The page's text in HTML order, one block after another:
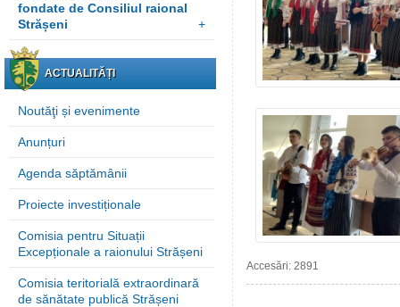
fondate de Consiliul raional
Strășeni
+
ACTUALITĂȚI
Noutăţi și evenimente
Anunțuri
Agenda săptămânii
Proiecte investiționale
Comisia pentru Situații
Excepționale a raionului Strășeni
Comisia teritorială extraordinară
de sănătate publică Strășeni
Accesări: 2891